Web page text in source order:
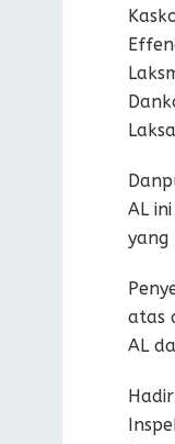
AL
yang
atas
AL